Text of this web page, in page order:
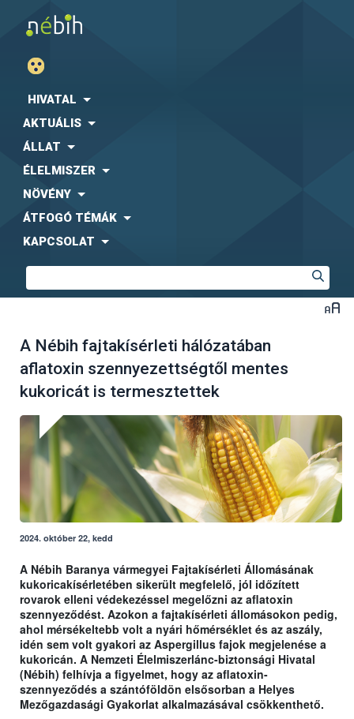
HIVATAL
AKTUÁLIS
ÁLLAT
ÉLELMISZER
NÖVÉNY
ÁTFOGÓ TÉMÁK
KAPCSOLAT
A Nébih fajtakísérleti hálózatában
aflatoxin szennyezettségtől mentes
kukoricát is termesztettek
2024. október 22, kedd
A Nébih Baranya vármegyei Fajtakísérleti Állomásának
kukoricakísérletében sikerült megfelelő, jól időzített
rovarok elleni védekezéssel megelőzni az aflatoxin
szennyeződést. Azokon a fajtakísérleti állomásokon pedig,
ahol mérsékeltebb volt a nyári hőmérséklet és az aszály,
idén sem volt gyakori az Aspergillus fajok megjelenése a
kukoricán. A Nemzeti Élelmiszerlánc-biztonsági Hivatal
(Nébih) felhívja a figyelmet, hogy az aflatoxin-
szennyeződés a szántóföldön elsősorban a Helyes
Mezőgazdasági Gyakorlat alkalmazásával csökkenthető.